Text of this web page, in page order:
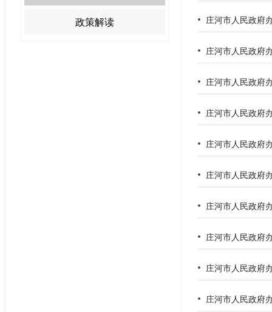
政策解读 庄河市人民政府
庄河市人民政府
庄河市人民政府
庄河市人民政府
庄河市人民政府
庄河市人民政府
庄河市人民政府
庄河市人民政府
庄河市人民政府
庄河市人民政府